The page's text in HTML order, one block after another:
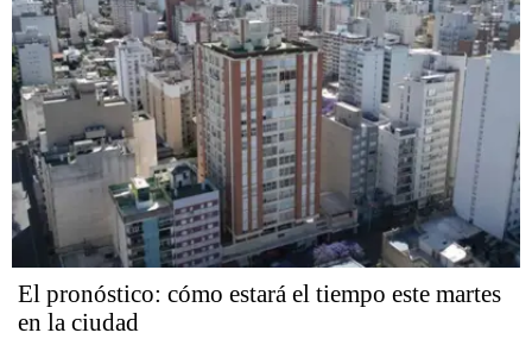
El pronóstico: cómo estará el tiempo este martes
en la ciudad